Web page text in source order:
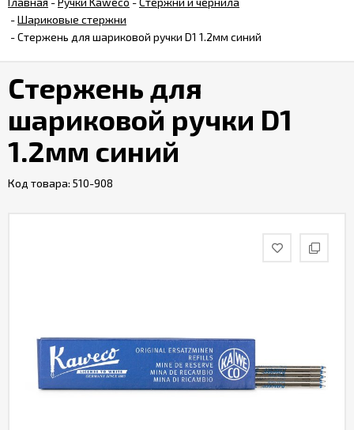
Возврат
ручек
Контакты
-Шариковые стержни
-Стержень для шариковой ручки D1 1.2мм синий
Стержень для
шариковой ручки D1
1.2мм синий
Код товара: 510-908